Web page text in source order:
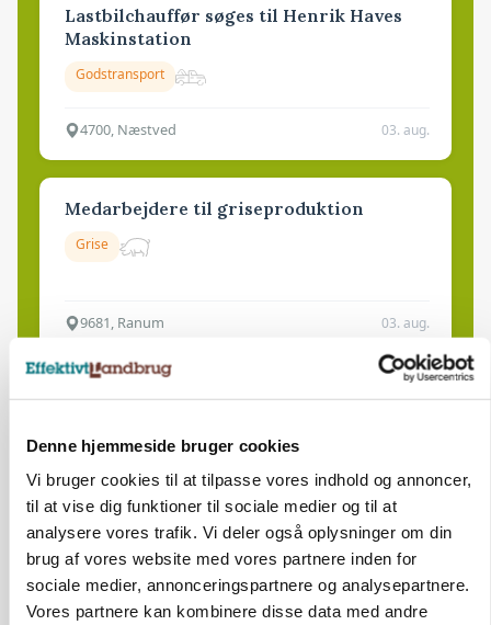
Denne hjemmeside bruger cookies
Vi bruger cookies til at tilpasse vores indhold og annoncer,
til at vise dig funktioner til sociale medier og til at
analysere vores trafik. Vi deler også oplysninger om din
brug af vores website med vores partnere inden for
sociale medier, annonceringspartnere og analysepartnere.
Vores partnere kan kombinere disse data med andre
Lastbilchauffør søges til Henrik Haves
Maskinstation
Godstransport
4700, Næstved 03. aug.
Medarbejdere til griseproduktion
Grise
9681, Ranum 03. aug.
Kalvepasser til ejendom i udvikling søges
Kalve
6392, Bolderslev 03. aug.
Leder til klimastald